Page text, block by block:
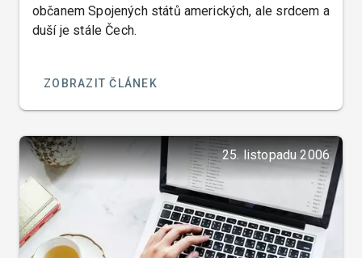
občanem Spojených států amerických, ale srdcem a
duší je stále Čech.
ZOBRAZIT ČLÁNEK
25. listopadu 2006